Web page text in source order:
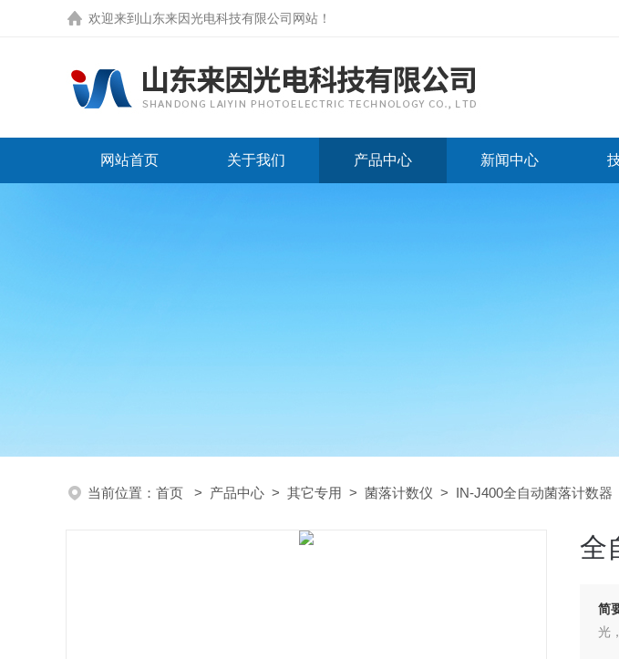
欢迎来到 山东来因光电科技有限公司网站 ！
网站首页 关于我们 产品中心 新闻中心
当前位置： 首页 > 产品中心 > 其它专用 > 菌落计数仪 > IN-J400全自动菌落计数器
全
简
光